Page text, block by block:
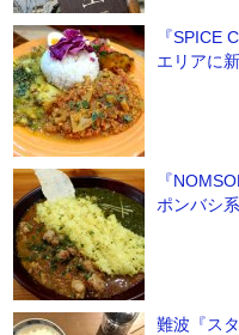
『SPICE
エリアに
『
ポンバシ
難波『ス